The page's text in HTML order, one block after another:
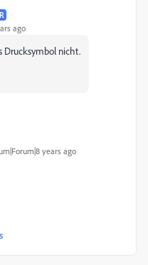
ago
Drucksymbol nicht.
years ago